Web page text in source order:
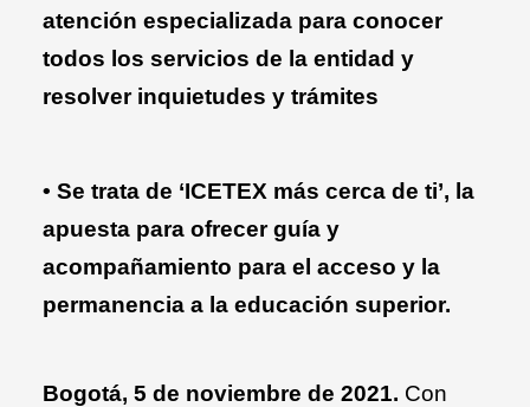
atención especializada para conocer
todos los servicios de la entidad y
resolver inquietudes y trámites
• Se trata de ‘ICETEX más cerca de ti’, la
apuesta para ofrecer guía y
acompañamiento para el acceso y la
permanencia a la educación superior.
Bogotá, 5 de noviembre de 2021. Con